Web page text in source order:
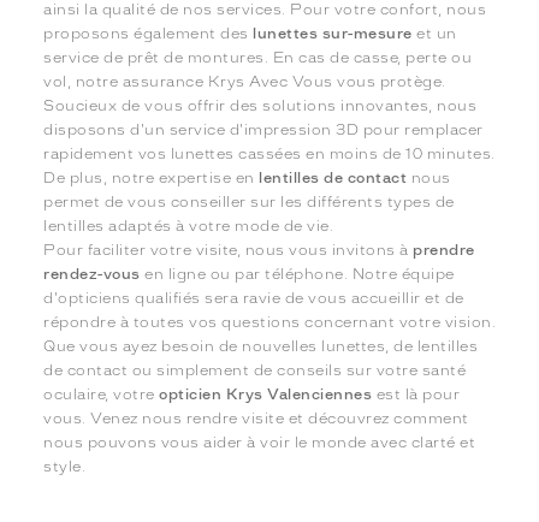
ainsi la qualité de nos services. Pour votre confort, nous
proposons également des
lunettes sur-mesure et un
service de prêt de montures. En cas de casse, perte ou
vol, notre assurance Krys Avec Vous vous protège.
Soucieux de vous offrir des solutions innovantes, nous
disposons d'un service d'impression 3D pour remplacer
rapidement vos lunettes cassées en moins de 10 minutes.
De plus, notre expertise en
lentilles de contact nous
permet de vous conseiller sur les différents types de
lentilles adaptés à votre mode de vie.
Pour faciliter votre visite, nous vous invitons à prendre
rendez-vous en ligne ou par téléphone. Notre équipe
d'opticiens qualifiés sera ravie de vous accueillir et de
répondre à toutes vos questions concernant votre vision.
Que vous ayez besoin de nouvelles lunettes, de lentilles
de contact ou simplement de conseils sur votre santé
oculaire, votreopticien Krys Valenciennes est là pour
vous. Venez nous rendre visite et découvrez comment
nous pouvons vous aider à voir le monde avec clarté et
style.